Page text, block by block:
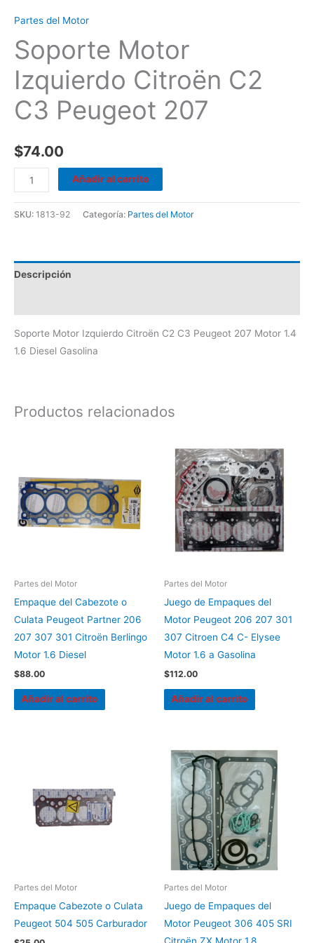
Partes del Motor
Soporte Motor
Izquierdo Citroën C2
C3 Peugeot 207
$74.00
Añadir al carrito
SKU: 1813-92 Categoría: Partes del Motor
Descripción
Soporte Motor Izquierdo Citroën C2 C3 Peugeot 207 Motor 1.4
1.6 Diesel Gasolina
Productos relacionados
Partes del Motor
Empaque del Cabezote o
Culata Peugeot Partner 206
207 307 301 Citroën Berlingo
Motor 1.6 Diesel
$88.00
Añadir al carrito
Partes del Motor
Juego de Empaques del
Motor Peugeot 206 207 301
307 Citroen C4 C- Elysee
Motor 1.6 a Gasolina
$112.00
Añadir al carrito
Partes del Motor
Empaque Cabezote o Culata
Peugeot 504 505 Carburador
Partes del Motor
Juego de Empaques del
Motor Peugeot 306 405 SRI